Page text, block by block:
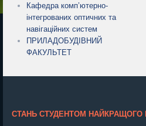
Кафедра комп’ютерно-
інтегрованих оптичних та
навігаційних систем
ПРИЛАДОБУДІВНИЙ
ФАКУЛЬТЕТ
СТАНЬ СТУДЕНТОМ НАЙКРАЩОГО